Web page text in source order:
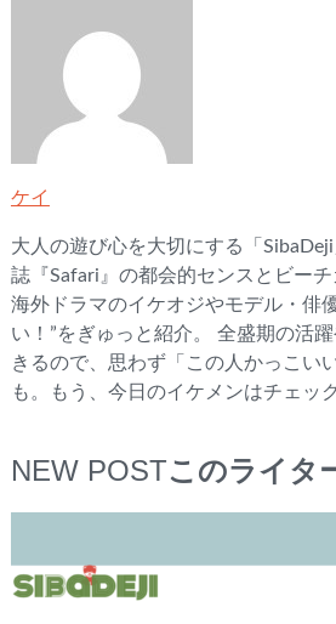
ケイ
大人の遊び心を大切にする「
誌『Safari』の都会的センスとビーチ
海外ドラマのイケオジやモデル・俳
い！”をぎゅっと紹介。 全盛期の活
きるので、思わず「この人かっこい
も。もう、今日のイケメンはチェッ
NEW POSTこのライタ